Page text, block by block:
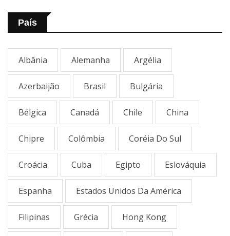
País
Albânia Alemanha Argélia
Azerbaijão Brasil Bulgária
Bélgica Canadá Chile China
Chipre Colômbia Coréia Do Sul
Croácia Cuba Egipto Eslováquia
Espanha Estados Unidos Da América
Filipinas Grécia Hong Kong